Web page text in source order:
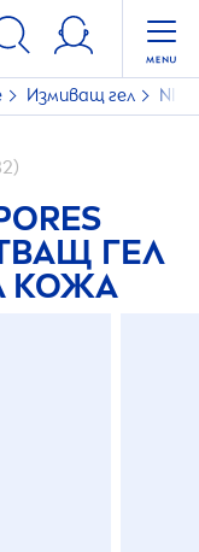
Измиващ гел
ГЕЛ
КОЖА